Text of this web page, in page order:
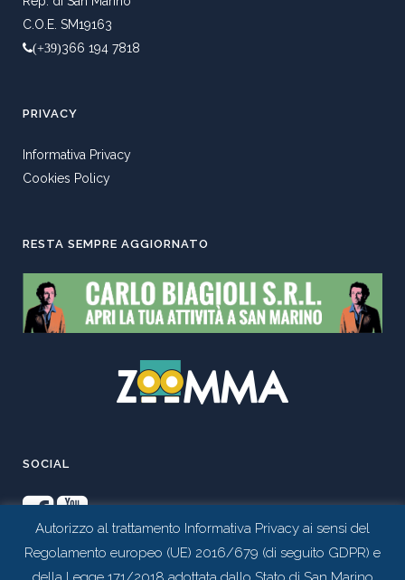
C.O.E. SM19163
(+39)366 194 7818
PRIVACY
Informativa Privacy
Cookies Policy
RESTA SEMPRE AGGIORNATO
SOCIAL
Autorizzo al trattamento Informativa Privacy ai sensi del
Regolamento europeo (UE) 2016/679 (di seguito GDPR) e